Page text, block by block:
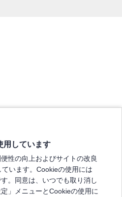
用しています
性の向上およびサイトの改良
います。Cookieの使用には
。同意は、いつでも取り消し
」メニューとCookieの使用に